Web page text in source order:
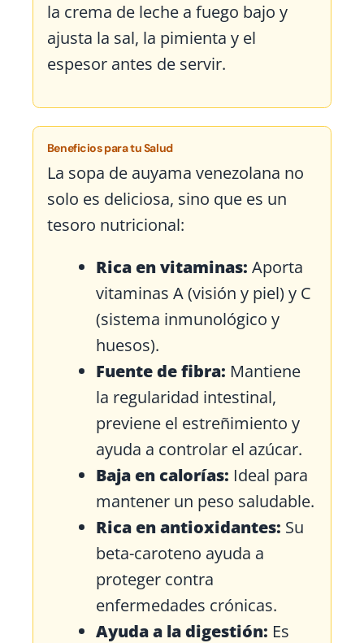
la crema de leche a fuego bajo y
ajusta la sal, la pimienta y el
espesor antes de servir.
Beneficios para tu Salud
La sopa de auyama venezolana no
solo es deliciosa, sino que es un
tesoro nutricional:
Rica en vitaminas: Aporta
vitaminas A (visión y piel) y C
(sistema inmunológico y
huesos).
Fuente de fibra: Mantiene
la regularidad intestinal,
previene el estreñimiento y
ayuda a controlar el azúcar.
Baja en calorías: Ideal para
mantener un peso saludable.
Rica en antioxidantes: Su
beta-caroteno ayuda a
proteger contra
enfermedades crónicas.
Ayuda a la digestión: Es